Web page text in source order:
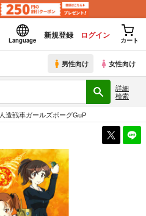
Language
新規登録 ログイン
カート
男性向け 女性向け
詳細
検索
人造戦車ガールズボーグGuP